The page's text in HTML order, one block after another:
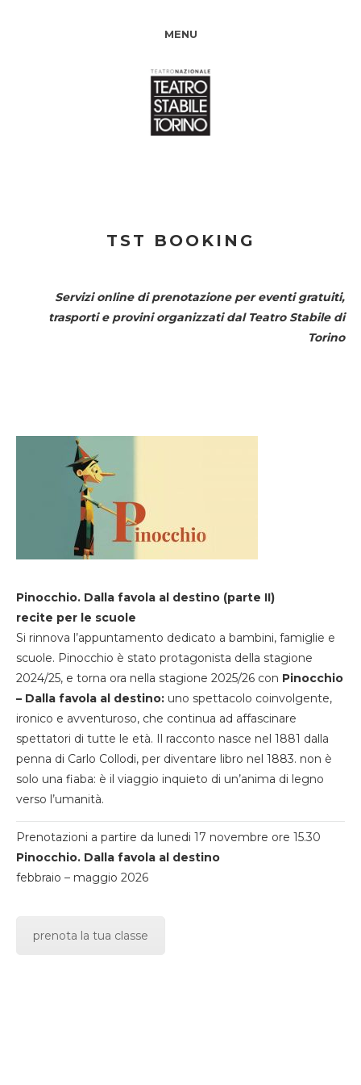
MENU
TST BOOKING
Servizi online di prenotazione per eventi gratuiti,
trasporti e provini organizzati dal Teatro Stabile di
Torino
Pinocchio. Dalla favola al destino (parte II)
recite per le scuole
Si rinnova l’appuntamento dedicato a bambini, famiglie e
scuole. Pinocchio è stato protagonista della stagione
2024/25, e torna ora nella stagione 2025/26 con Pinocchio
– Dalla favola al destino: uno spettacolo coinvolgente,
ironico e avventuroso, che continua ad affascinare
spettatori di tutte le età. Il racconto nasce nel 1881 dalla
penna di Carlo Collodi, per diventare libro nel 1883. non è
solo una fiaba: è il viaggio inquieto di un’anima di legno
verso l’umanità.
Prenotazioni a partire da lunedi 17 novembre ore 15.30
Pinocchio. Dalla favola al destino
febbraio – maggio 2026
prenota la tua classe